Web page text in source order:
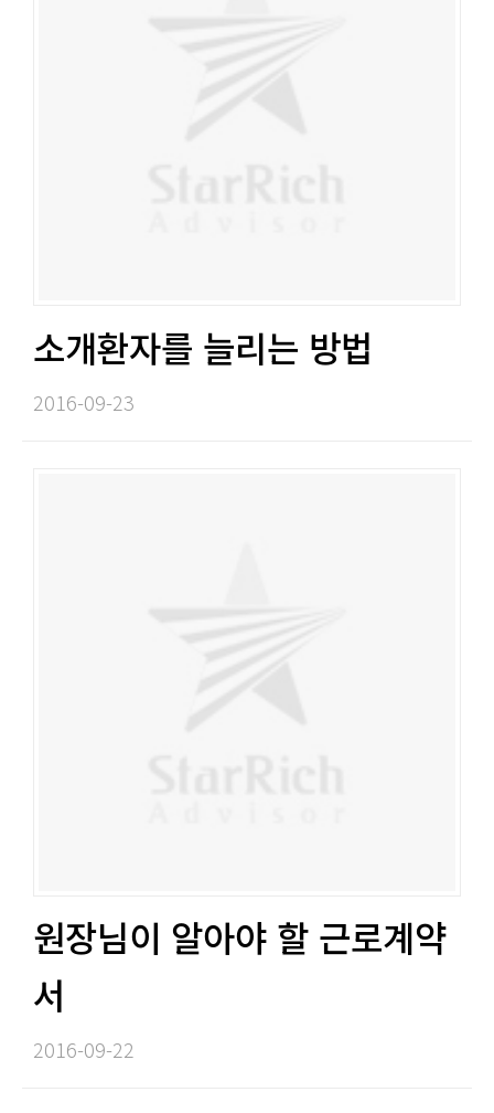
소개환자를 늘리는 방법​​
2016-09-23​
원장님이 알아야 할 근로계약
서​​
2016-09-22​